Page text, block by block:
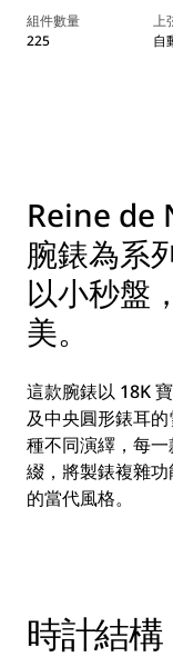
組件數量
225
上
自
Reine de
腕錶為系
以小秒盤
美。
這款腕錶以 18K
及中央圓形錶耳
種不同演繹，每
綴，將製錶複雜
的當代風格。
時計結構